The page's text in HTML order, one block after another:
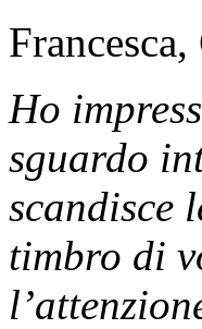
Ho
sguardo
scandisce
timbro di